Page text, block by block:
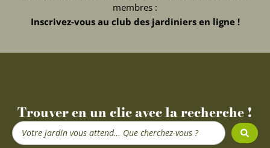
membres :
Inscrivez-vous au club des jardiniers en ligne !
Trouver en un clic avec la recherche !
Search
...